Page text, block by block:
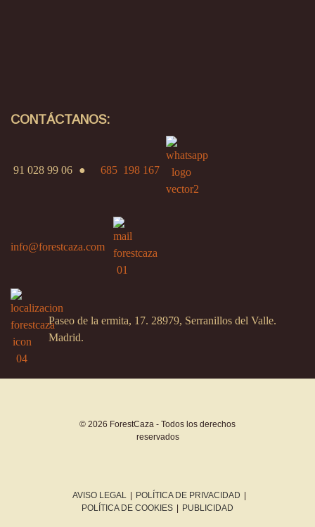
CONTÁCTANOS:
91 028 99 06 ● 685 198 167
info@forestcaza.com
Paseo de la ermita, 17. 28979, Serranillos del Valle.
Madrid.
© 2026 ForestCaza - Todos los derechos
reservados
AVISO LEGAL POLÍTICA DE PRIVACIDAD
POLÍTICA DE COOKIES
PUBLICIDAD